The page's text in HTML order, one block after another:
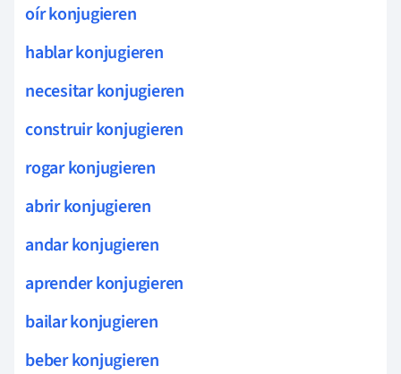
oír konjugieren
hablar konjugieren
necesitar konjugieren
construir konjugieren
rogar konjugieren
abrir konjugieren
andar konjugieren
aprender konjugieren
bailar konjugieren
beber konjugieren